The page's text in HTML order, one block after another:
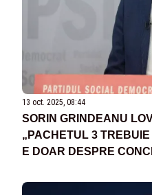
13 oct. 2025, 08:44
SORIN GRINDEANU
„PACHETUL 3
E DOAR DESPRE